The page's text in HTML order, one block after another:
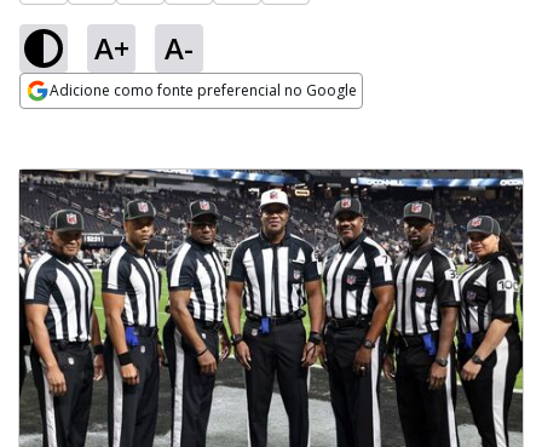
A+ A-
Adicione como fonte preferencial no Google